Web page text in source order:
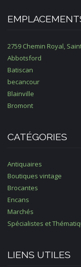
2759 Chemin Royal,
Abbotsford
Batiscan
becancour
Blainville
Bromont
CATÉGORIES
Antiquaires
Boutiques vintage
Brocantes
Encans
Marchés
Spécialistes et
LIENS UTILES